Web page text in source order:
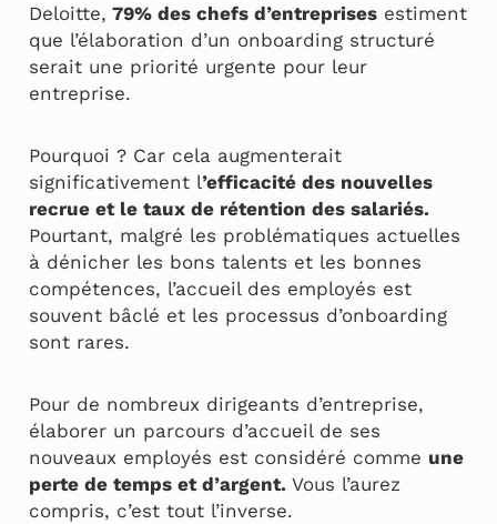
Deloitte, 79% des chefs d’entreprises estiment
que l’élaboration d’un onboarding structuré
serait une priorité urgente pour leur
entreprise.
Pourquoi ? Car cela augmenterait
significativement l’efficacité des nouvelles
recrue et le taux de rétention des salariés.
Pourtant, malgré les problématiques actuelles
à dénicher les bons talents et les bonnes
compétences, l’accueil des employés est
souvent bâclé et les processus d’onboarding
sont rares.
Pour de nombreux dirigeants d’entreprise,
élaborer un parcours d’accueil de ses
nouveaux employés est considéré comme une
perte de temps et d’argent. Vous l’aurez
compris, c’est tout l’inverse.